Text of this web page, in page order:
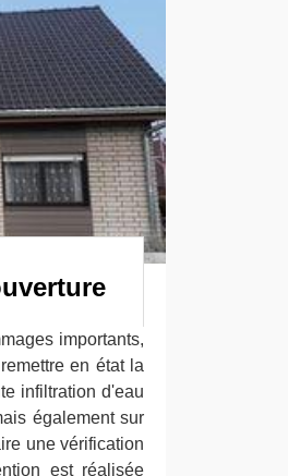
importants,
en état la
infiltration d'eau
également sur
une vérification
est réalisée